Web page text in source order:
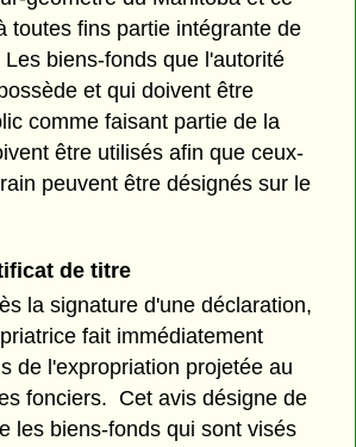
toutes fins partie intégrante de
biens-fonds que l'autorité
et qui doivent être
comme faisant partie de la
être utilisés afin que ceux-
peuvent être désignés sur le
de titre
la signature d'une déclaration,
fait immédiatement
de l'expropriation projetée au
fonciers. Cet avis désigne de
les biens-fonds qui sont visés